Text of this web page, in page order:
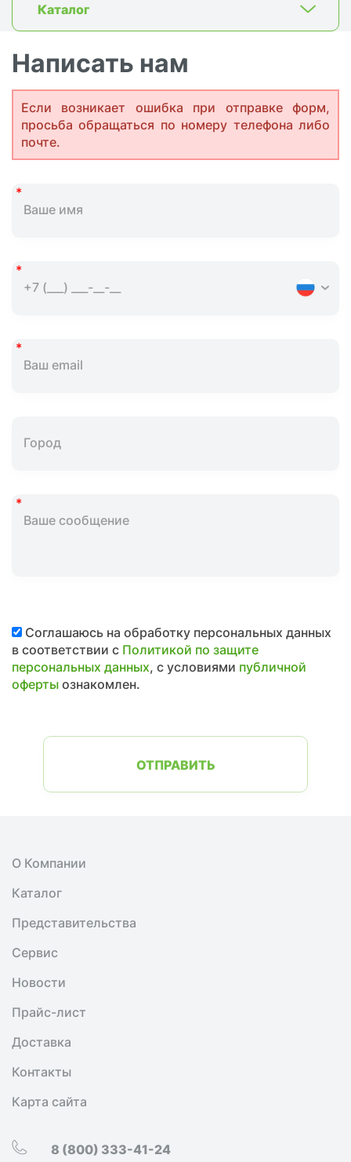
Каталог
Написать нам
Если возникает ошибка при отправке форм,
просьба обращаться по номеру телефона либо
почте.
Соглашаюсь на обработку персональных данных
в соответствии с Политикой по защите
персональных данных, с условиями публичной
офертыознакомлен.
ОТПРАВИТЬ
О Компании
Каталог
Представительства
Сервис
Новости
Прайс-лист
Доставка
Контакты
Карта сайта
8 (800) 333-41-24